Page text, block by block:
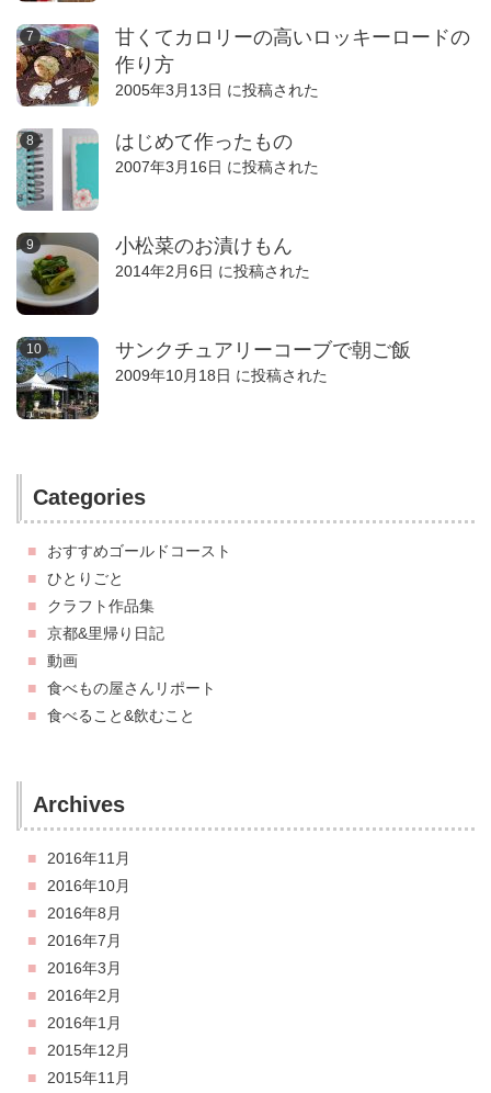
甘くてカロリーの高いロッキーロードの
作り方
2005年3月13日 に投稿された
はじめて作ったもの
2007年3月16日 に投稿された
小松菜のお漬けもん
2014年2月6日 に投稿された
サンクチュアリーコーブで朝ご飯
2009年10月18日 に投稿された
Categories
おすすめゴールドコースト
ひとりごと
クラフト作品集
京都&里帰り日記
動画
食べもの屋さんリポート
食べること&飲むこと
Archives
2016年11月
2016年10月
2016年8月
2016年7月
2016年3月
2016年2月
2016年1月
2015年12月
2015年11月